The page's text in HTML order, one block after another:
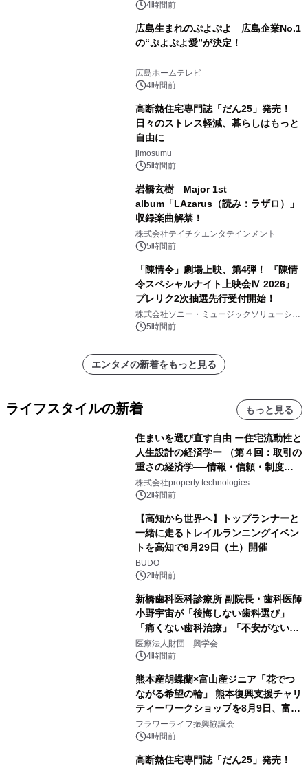
4時間前
広島生まれのぷよぷよ 広島企業No.1
の“ぷよぷよ愛”が決定！
広島ホームテレビ
4時間前
高断熱住宅専門誌「だん25」発売！
日々のストレス軽減、暮らしはもっと
自由に
jimosumu
5時間前
岩橋玄樹 Major 1st
album「LAzarus（読み：ラザロ）」
収録楽曲解禁！
株式会社テイチクエンタテインメント
5時間前
「陳情令」劇場上映、第4弾！ 『陳情
令スペシャルナイト上映会Ⅳ 2026』
プレリク2次抽選先行受付開始！
株式会社ソニー・ミュージックソリューショ
ンズ5時間前
エンタメの新着をもっと見る
ライフスタイルの新着 もっと見る
住まいを選び直す自由 ー住宅流動性と
人生設計の経済学ー （第４回：取引の
重さの経済学──情報・信頼・制度を
PropTechはどう組み替えるか）｜
PropTech-Lab
株式会社property technologies
2時間前
【高知から世界へ】トップランナーと
一緒に走るトレイルランニングイベン
トを高知で8月29日（土）開催
BUDO
2時間前
新橋歯科医科診療所 副院長・歯科医師
小野宇宙が「後悔しない歯科選び」
「痛くない歯科治療」「不安がない治
療計画」をテーマに専門監修
医療法人財団 興学会
4時間前
熊本産胡蝶蘭×富山産ジニア「花でつ
ながる希望の輪」 熊本復興支援チャリ
ティーワークショップを8月9日、富
山・射水で開催
フラワーライフ振興協議会
4時間前
高断熱住宅専門誌「だん25」発売！